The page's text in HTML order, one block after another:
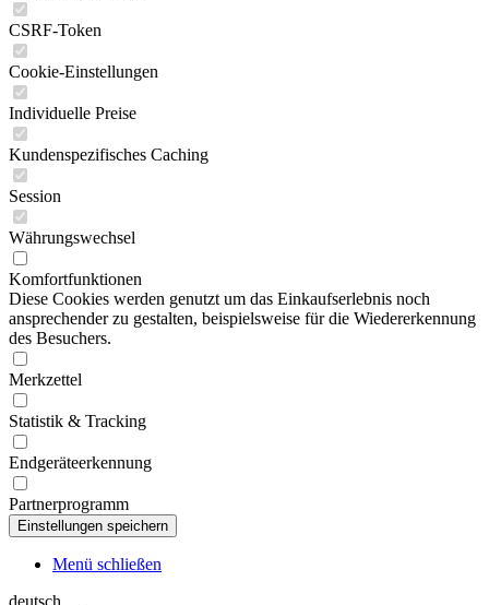
CSRF-Token
Cookie-Einstellungen
Individuelle Preise
Kundenspezifisches Caching
Session
Währungswechsel
Komfortfunktionen
Diese Cookies werden genutzt um das Einkaufserlebnis noch
ansprechender zu gestalten, beispielsweise für die Wiedererkennung
des Besuchers.
Merkzettel
Statistik & Tracking
Endgeräteerkennung
Partnerprogramm
Menü schließen
deutsch